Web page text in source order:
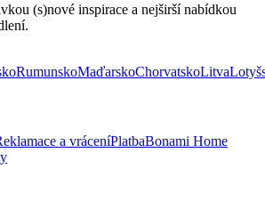
(s)nové inspirace a nejširší nabídkou
RumunskoMaďarskoChorvatskoLitva
a vráceníPlatbaBonami Home